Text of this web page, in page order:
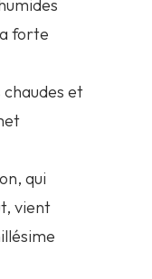
forte
chaudes et
qui
vient